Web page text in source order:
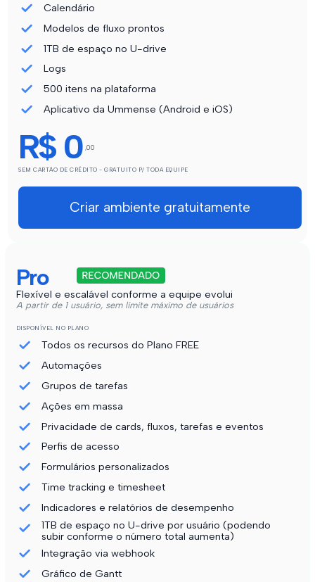
Calendário
Modelos de fluxo prontos
1TB de espaço no U-drive
Logs
500 itens na plataforma
Aplicativo da Ummense (Android e iOS)
R$ 0 ,00
SEM CARTÃO DE CRÉDITO - GRATUITO P/ TODA EQUIPE
Criar ambiente gratuitamente
Pro
Flexível e escalável conforme a equipe evolui
A partir de 1 usuário, sem limite máximo de usuários
DISPONÍVEL NO PLANO
Todos os recursos do Plano FREE
Automações
Grupos de tarefas
Ações em massa
Privacidade de cards, fluxos, tarefas e eventos
Perfis de acesso
Formulários personalizados
Time tracking e timesheet
Indicadores e relatórios de desempenho
1TB de espaço no U-drive por usuário (podendo
subir conforme o número total aumenta)
Integração via webhook
Gráfico de Gantt